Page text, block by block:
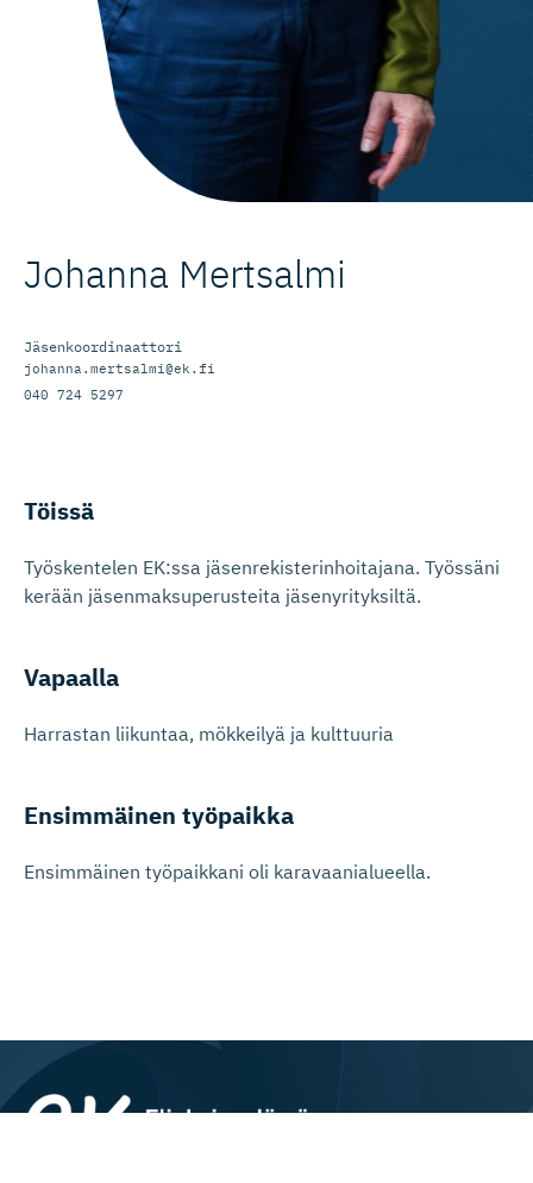
Johanna Mertsalmi
Jäsenkoordinaattori
johanna.mertsalmi@ek.fi
040 724 5297
Töissä
Työskentelen EK:ssa jäsenrekisterinhoitajana. Työssäni
kerään jäsenmaksuperusteita jäsenyrityksiltä.
Vapaalla
Harrastan liikuntaa, mökkeilyä ja kulttuuria
Ensimmäinen työpaikka
Ensimmäinen työpaikkani oli karavaanialueella.